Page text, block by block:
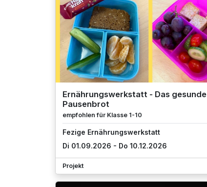
Ernährungswerkstatt - Das gesunde
Pausenbrot
empfohlen für Klasse 1-10
Fezige Ernährungswerkstatt
Di 01.09.2026 - Do 10.12.2026
Projekt